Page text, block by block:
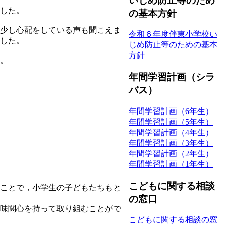
た。
し心配をしている声も聞こえま
た。
とで，小学生の子どもたちもと
関心を持って取り組むことがで
の基本方針
令和６年度伴東小学校い
じめ防止等のための基本
方針
年間学習計画（シラ
バス）
年間学習計画（6年生）
年間学習計画（5年生）
年間学習計画（4年生）
年間学習計画（3年生）
年間学習計画（2年生）
年間学習計画（1年生）
こどもに関する相談
の窓口
こどもに関する相談の窓